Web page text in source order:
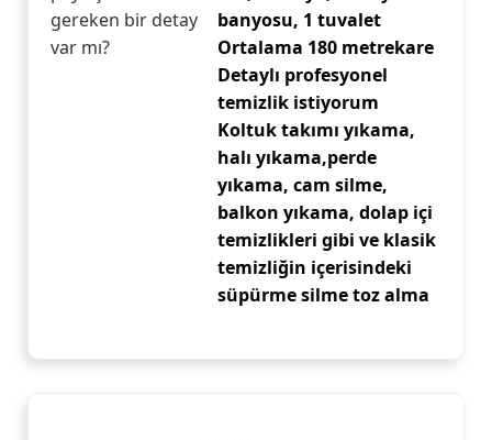
gereken bir detay
var mı?
banyosu, 1 tuvalet
Ortalama 180 metrekare
Detaylı profesyonel
temizlik istiyorum
Koltuk takımı yıkama,
halı yıkama,perde
yıkama, cam silme,
balkon yıkama, dolap içi
temizlikleri gibi ve klasik
temizliğin içerisindeki
süpürme silme toz alma